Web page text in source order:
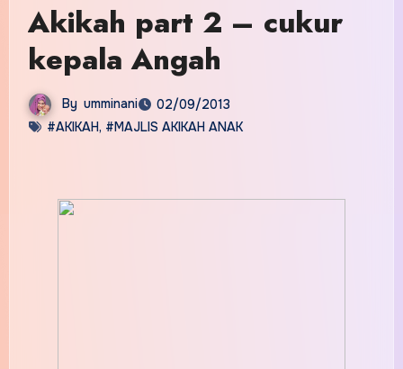
Akikah part 2 – cukur
kepala Angah
By umminani
02/09/2013
#AKIKAH, #MAJLIS AKIKAH ANAK